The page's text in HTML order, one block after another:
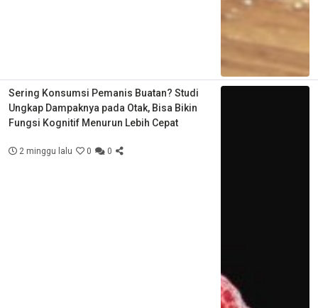
Sering Konsumsi Pemanis Buatan? Studi
Ungkap Dampaknya pada Otak, Bisa Bikin
Fungsi Kognitif Menurun Lebih Cepat
2 minggu lalu 0 0